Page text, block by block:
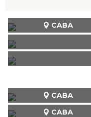
CABA
CABA
CABA